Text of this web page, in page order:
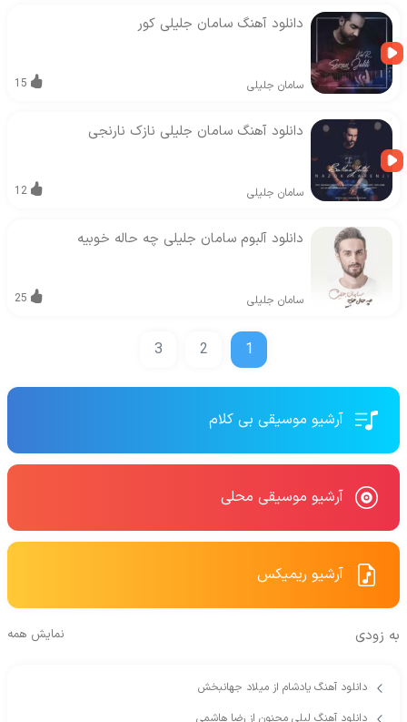
دانلود آهنگ سامان جلیلی کور
سامان جلیلی 15
دانلود آهنگ سامان جلیلی نازک نارنجی
سامان جلیلی 12
دانلود آلبوم سامان جلیلی چه حاله خوبیه
سامان جلیلی 25
1
2
3
آرشیو موسیقی بی کلام
آرشیو موسیقی محلی
آرشیو ریمیکس
به زودی نمایش همه
دانلود آهنگ یادشام از میلاد جهانبخش
دانلود آهنگ لیلی مجنون از رضا هاشمی